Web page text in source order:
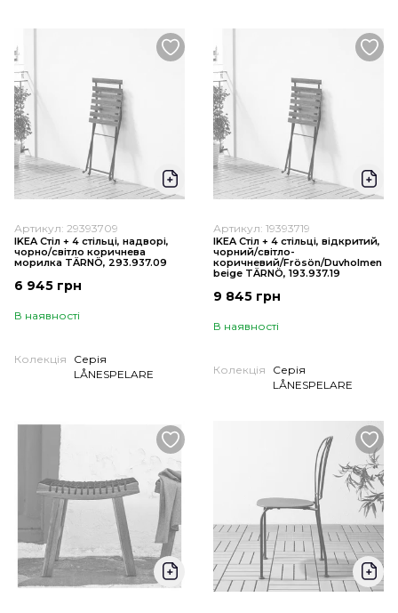
Артикул: 29393709
IKEA Стіл + 4 стільці, надворі,
чорно/світло коричнева
морилка TÄRNÖ, 293.937.09
6 945 грн
В наявності
Колекція
Серія
LÅNESPELARE
Артикул: 19393719
IKEA Стіл + 4 стільці, відкритий,
чорний/світло-
коричневий/Frösön/Duvholmen
beige TÄRNÖ, 193.937.19
9 845 грн
В наявності
Колекція
Серія
LÅNESPELARE